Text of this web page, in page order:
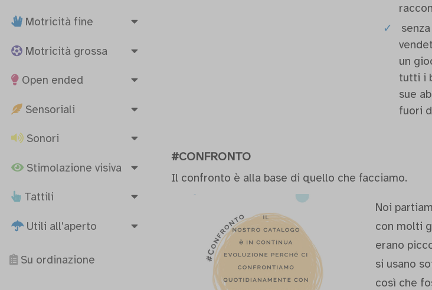
Motricità fine
Motricità grossa
Open ended
Sensoriali
Sonori
Stimolazione visiva
Tattili
Utili all'aperto
Su ordinazione
un
tutti i
sue
fuori
#CONFRONTO
Il confronto è alla base di quello che facciamo.
Noi
con molti
erano
si usano
così che